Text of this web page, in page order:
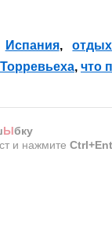
Испания,отдых
, что
Ыбку
и нажмите